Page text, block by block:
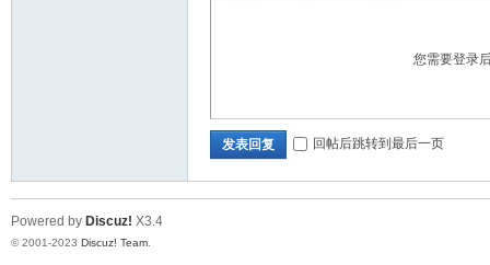
您需要登录
发表回复 回帖后跳转到最后一页
Powered by Discuz! X3.4
© 2001-2023 Discuz! Team